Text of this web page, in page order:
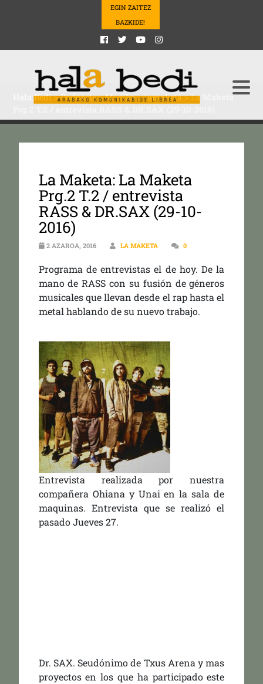
EGIN ZAITEZ
BAZKIDE!
Hala Bedi>Podcasts>Musika>lamaketa>La Maketa
La Maketa: La Maketa
Prg.2 T.2 / entrevista
RASS & DR.SAX (29-10-
2016)
2 AZAROA, 2016 LA MAKETA 0
Programa de entrevistas el de hoy. De la
mano de RASS con su fusión de géneros
musicales que llevan desde el rap hasta el
metal hablando de su nuevo trabajo.
Entrevista realizada por nuestra
compañera Ohiana y Unai en la sala de
maquinas. Entrevista que se realizó el
pasado Jueves 27.
Dr. SAX. Seudónimo de Txus Arena y mas
proyectos en los que ha participado este